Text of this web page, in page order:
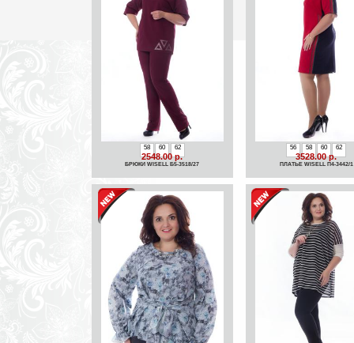
58 60 62
2548.00 р.
БРЮКИ WISELL Б5-3518/27
56 58 60 62
3528.00 р.
ПЛАТЬЕ WISELL П4-3442/1